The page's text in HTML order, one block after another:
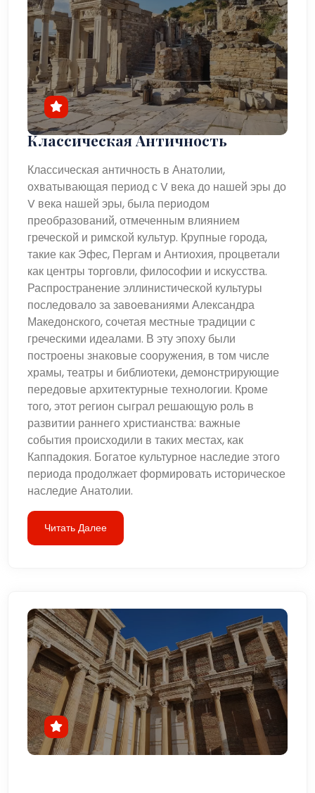
Классическая Античность
Классическая античность в Анатолии,
охватывающая период с V века до нашей эры до
V века нашей эры, была периодом
преобразований, отмеченным влиянием
греческой и римской культур. Крупные города,
такие как Эфес, Пергам и Антиохия, процветали
как центры торговли, философии и искусства.
Распространение эллинистической культуры
последовало за завоеваниями Александра
Македонского, сочетая местные традиции с
греческими идеалами. В эту эпоху были
построены знаковые сооружения, в том числе
храмы, театры и библиотеки, демонстрирующие
передовые архитектурные технологии. Кроме
того, этот регион сыграл решающую роль в
развитии раннего христианства: важные
события происходили в таких местах, как
Каппадокия. Богатое культурное наследие этого
периода продолжает формировать историческое
наследие Анатолии.
Читать Далее